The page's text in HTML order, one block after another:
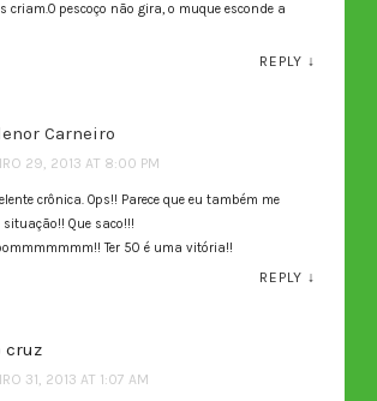
criam.O pescoço não gira, o muque esconde a
REPLY ↓
Carneiro
29, 2013 AT 8:00 PM
crônica. Ops!! Parece que eu também me
Que saco!!!
Ter 50 é uma vitória!!
REPLY ↓
cruz
31, 2013 AT 1:07 AM